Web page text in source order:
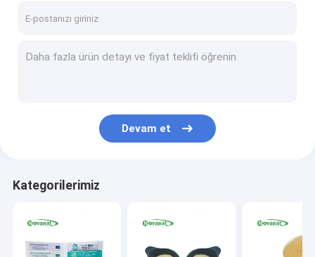
Devam et
Kategorilerimiz